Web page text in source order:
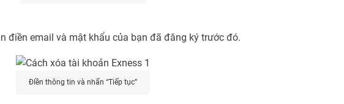
điền email và mật khẩu của bạn đã đăng ký trước đó.
ĐIền thông tin và nhấn “Tiếp tục”